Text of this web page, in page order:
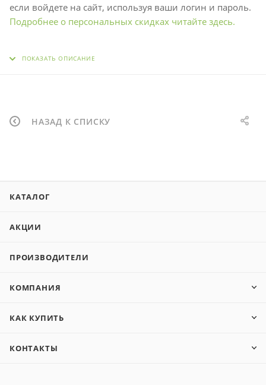
если войдете на сайт, используя ваши логин и пароль.
Подробнее о персональных скидках читайте здесь.
ПОКАЗАТЬ ОПИСАНИЕ
НАЗАД К СПИСКУ
КАТАЛОГ
АКЦИИ
ПРОИЗВОДИТЕЛИ
КОМПАНИЯ
КАК КУПИТЬ
КОНТАКТЫ